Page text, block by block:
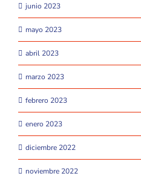
junio 2023
mayo 2023
abril 2023
marzo 2023
febrero 2023
enero 2023
diciembre 2022
noviembre 2022